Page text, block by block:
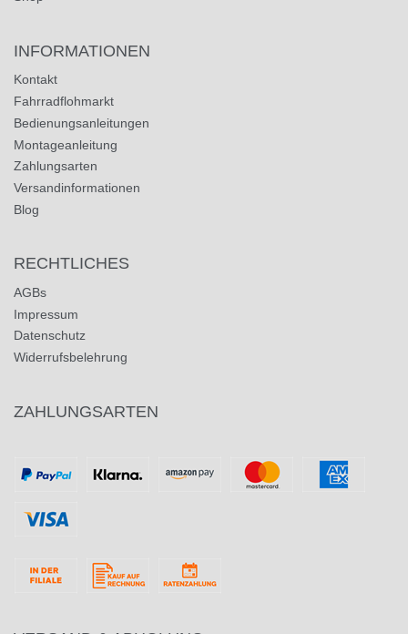
INFORMATIONEN
Kontakt
Fahrradflohmarkt
Bedienungsanleitungen
Montageanleitung
Zahlungsarten
Versandinformationen
Blog
RECHTLICHES
AGBs
Impressum
Datenschutz
Widerrufsbelehrung
ZAHLUNGSARTEN